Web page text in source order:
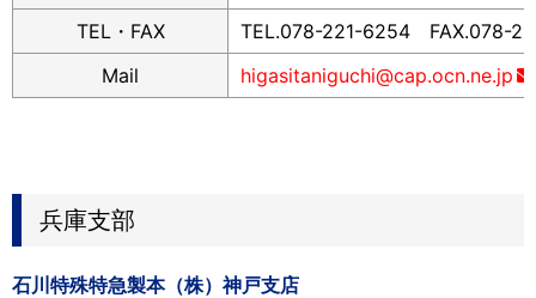
TEL・FAX
TEL.078-221-6254 FAX.078-
Mail
higasitaniguchi@cap.ocn.ne.jp
兵庫支部
石川特殊特急製本（株）神戸支店